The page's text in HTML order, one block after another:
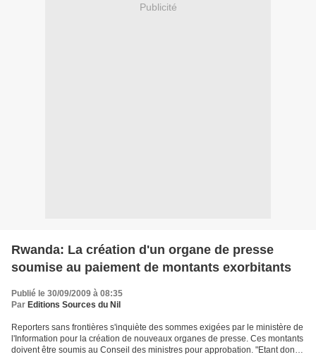
Publicité
Rwanda: La création d'un organe de presse
soumise au paiement de montants exorbitants
Publié le 30/09/2009 à 08:35
Par Editions Sources du Nil
Reporters sans frontières s'inquiète des sommes exigées par le ministère de
l'Information pour la création de nouveaux organes de presse. Ces montants
doivent être soumis au Conseil des ministres pour approbation. "Etant donné